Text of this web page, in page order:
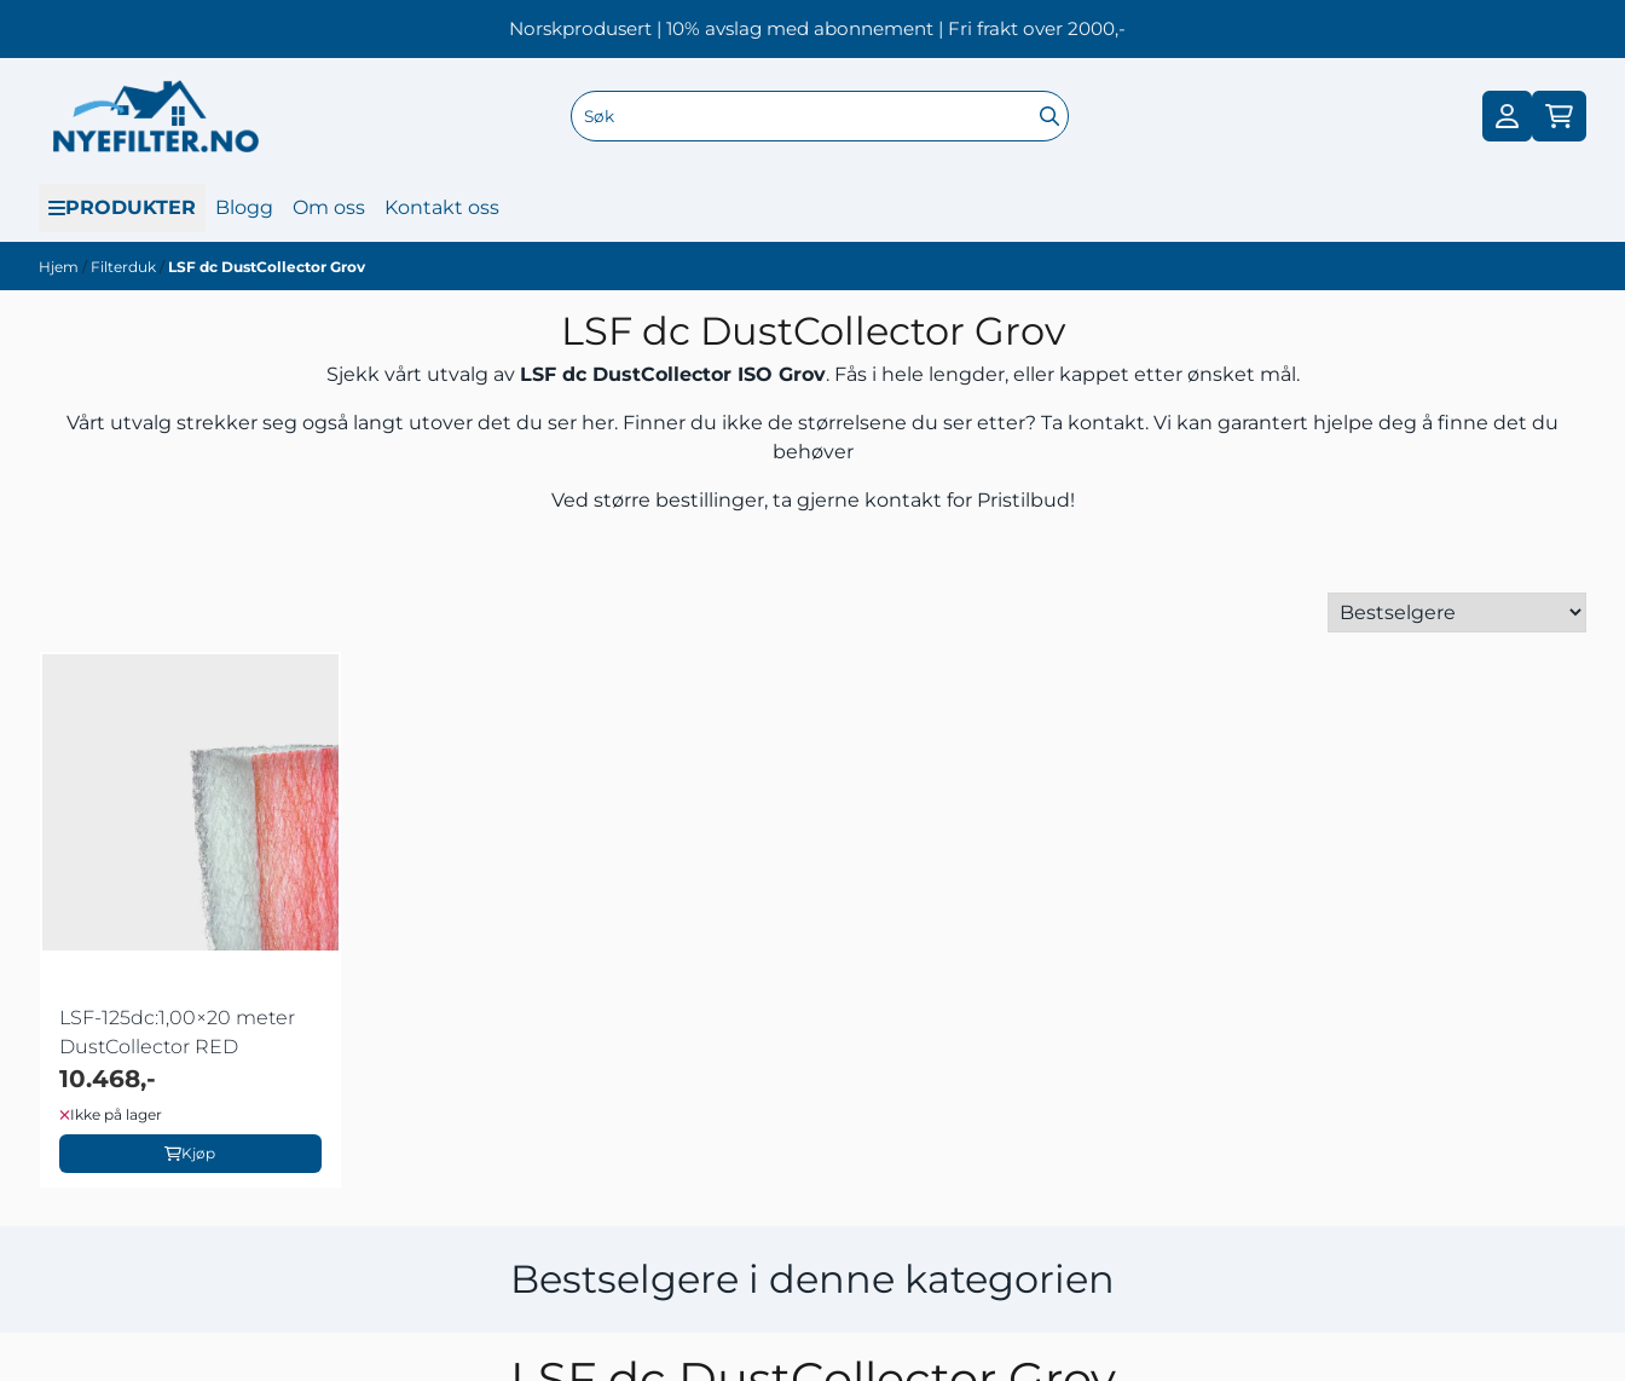
Norskprodusert | 10% avslag med abonnement | Fri frakt over 2000,-
PRODUKTER Blogg Om oss Kontakt oss
Hjem / Filterduk / LSF dc DustCollector Grov
LSF dc DustCollector Grov
Sjekk vårt utvalg av LSF dc DustCollector ISO Grov. Fås i hele lengder, eller kappet etter ønsket mål.
Vårt utvalg strekker seg også langt utover det du ser her. Finner du ikke de størrelsene du ser etter? Ta kontakt. Vi kan garantert hjelpe deg å finne det du
behøver
Ved større bestillinger, ta gjerne kontakt for Pristilbud!
LSF-125dc:1,00×20 meter
DustCollector RED
10.468,-
Ikke på lager
Kjøp
Bestselgere i denne kategorien